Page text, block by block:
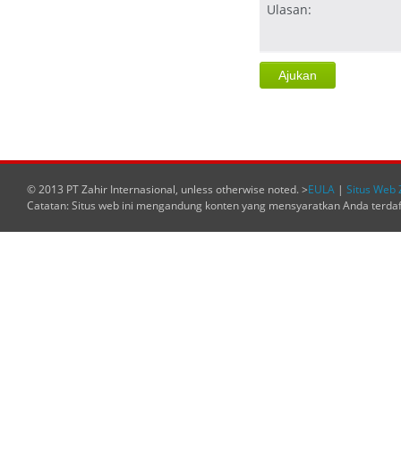
Ulasan:
© 2013 PT Zahir Internasional, unless otherwise noted. >EULA | Situs Web
Catatan: Situs web ini mengandung konten yang mensyaratkan Anda